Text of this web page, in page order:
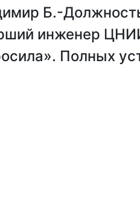
Б.-
инженер
Полных